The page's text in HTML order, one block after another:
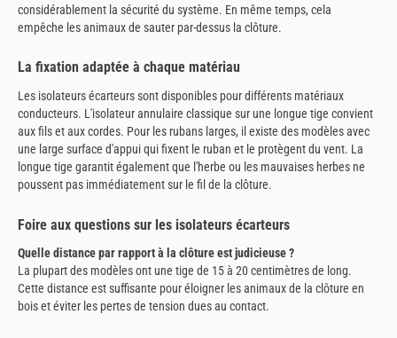
considérablement la sécurité du système. En même temps, cela
empêche les animaux de sauter par-dessus la clôture.
La fixation adaptée à chaque matériau
Les isolateurs écarteurs sont disponibles pour différents matériaux
conducteurs. L'isolateur annulaire classique sur une longue tige convient
aux fils et aux cordes. Pour les rubans larges, il existe des modèles avec
une large surface d'appui qui fixent le ruban et le protègent du vent. La
longue tige garantit également que l'herbe ou les mauvaises herbes ne
poussent pas immédiatement sur le fil de la clôture.
Foire aux questions sur les isolateurs écarteurs
Quelle distance par rapport à la clôture est judicieuse ?
La plupart des modèles ont une tige de 15 à 20 centimètres de long.
Cette distance est suffisante pour éloigner les animaux de la clôture en
bois et éviter les pertes de tension dues au contact.